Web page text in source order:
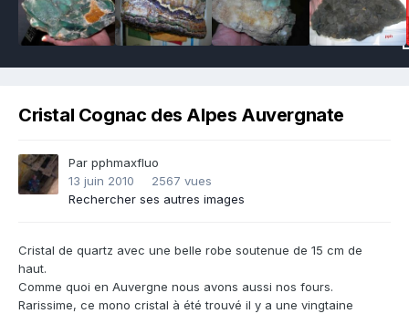
Cristal Cognac des Alpes Auvergnate
Par pphmaxfluo
13 juin 2010
2567 vues
Rechercher ses autres images
Cristal de quartz avec une belle robe soutenue de 15 cm de
haut.
Comme quoi en Auvergne nous avons aussi nos fours.
Rarissime, ce mono cristal à été trouvé il y a une vingtaine